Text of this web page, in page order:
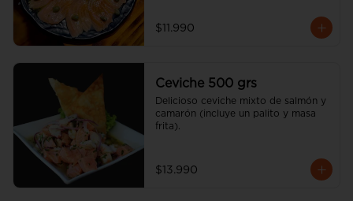
$11.990
Ceviche 500 grs
Delicioso ceviche mixto de salmón y
camarón (incluye un palito y masa
frita).
$13.990